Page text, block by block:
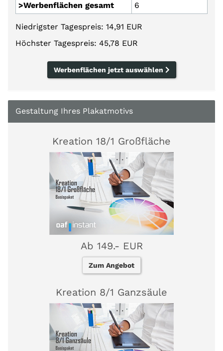
>Werbenflächen gesamt
6
Niedrigster Tagespreis: 14,91 EUR
Höchster Tagespreis: 45,78 EUR
Werbenflächen jetzt auswählen
Gestaltung Ihres Plakatmotivs
Kreation 18/1 Großfläche
Ab 149.- EUR
Zum Angebot
Kreation 8/1 Ganzsäule